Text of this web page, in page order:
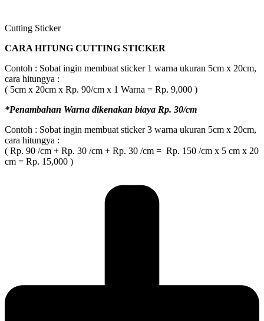
Cutting Sticker
CARA HITUNG CUTTING STICKER
Contoh : Sobat ingin membuat sticker 1 warna ukuran 5cm x 20cm,
cara hitungya :
( 5cm x 20cm x Rp. 90/cm x 1 Warna = Rp. 9,000 )
*Penambahan Warna dikenakan biaya Rp. 30/cm
Contoh : Sobat ingin membuat sticker 3 warna ukuran 5cm x 20cm,
cara hitungya :
( Rp. 90 /cm + Rp. 30 /cm + Rp. 30 /cm = Rp. 150 /cm x 5 cm x 20
cm = Rp. 15,000 )